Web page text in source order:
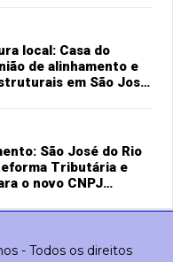
local: Casa do
de alinhamento e
em São José
São José do Rio
Tributária e
o novo CNPJ
- Todos os direitos